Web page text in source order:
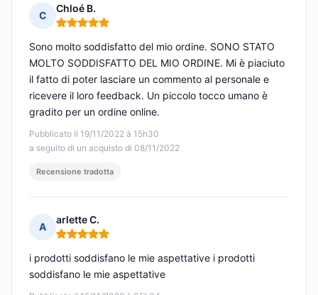
C
Chloé B.
Nota: 5 su 5
Pubblicato il 19/11/2022 à 15h30
a seguito di un acquisto di 08/11/2022
Sono molto soddisfatto del mio ordine. SONO STATO
MOLTO SODDISFATTO DEL MIO ORDINE. Mi è piaciuto
il fatto di poter lasciare un commento al personale e
ricevere il loro feedback. Un piccolo tocco umano è
gradito per un ordine online.
Recensione tradotta
A
arlette C.
Nota: 5 su 5
i prodotti soddisfano le mie aspettative i prodotti
soddisfano le mie aspettative